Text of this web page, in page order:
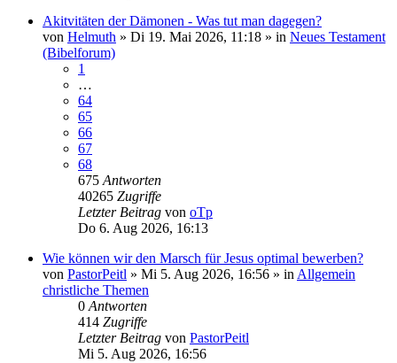
Akitvitäten der Dämonen - Was tut man dagegen?
von Helmuth » Di 19. Mai 2026, 11:18 » in Neues Testament
(Bibelforum)
1
…
64
65
66
67
68
675 Antworten
40265 Zugriffe
Letzter Beitrag von oTp
Do 6. Aug 2026, 16:13
Wie können wir den Marsch für Jesus optimal bewerben?
von PastorPeitl » Mi 5. Aug 2026, 16:56 » in Allgemein
christliche Themen
0 Antworten
414 Zugriffe
Letzter Beitrag von PastorPeitl
Mi 5. Aug 2026, 16:56